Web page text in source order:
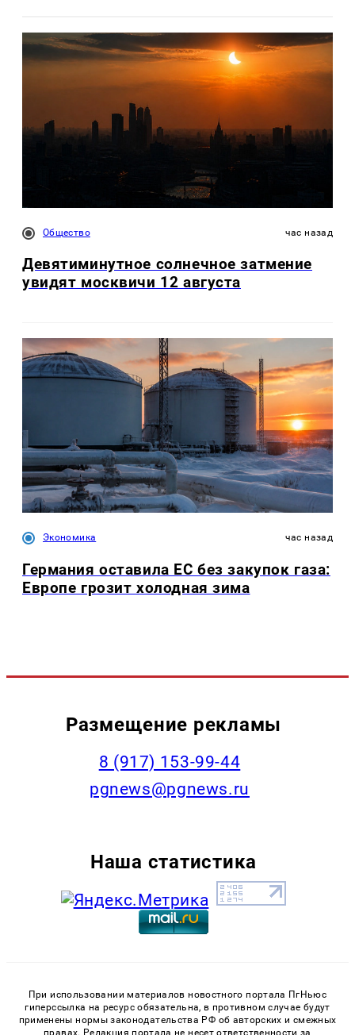
Общество час назад
Девятиминутное солнечное затмение
увидят москвичи 12 августа
Экономика час назад
Германия оставила ЕС без закупок газа:
Европе грозит холодная зима
Размещение рекламы
‭8 (917) 153-99-44
pgnews@pgnews.ru
Наша статистика
При использовании материалов новостного портала ПгНьюс
гиперссылка на ресурс обязательна, в противном случае будут
применены нормы законодательства РФ об авторских и смежных
правах. Редакция портала не несет ответственности за